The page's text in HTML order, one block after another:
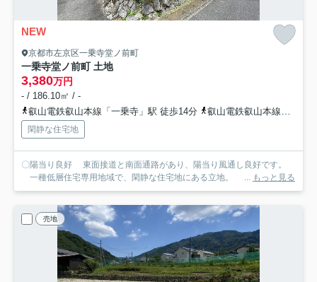
NEW
京都市左京区一乗寺堂ノ前町
一乗寺堂ノ前町 土地
3,380万円
- / 186.10㎡ / -
叡山電鉄叡山本線「一乗寺」駅 徒歩14分
叡山電鉄叡山本線「修学院」駅 徒歩13分
閑静な住宅地
〇陽当り良好 東面接道と南面通路があり、陽当り風通し良好です。
一種低層住宅専用地域で、閑静な住宅地にある立地。 ... もっと見る
売地